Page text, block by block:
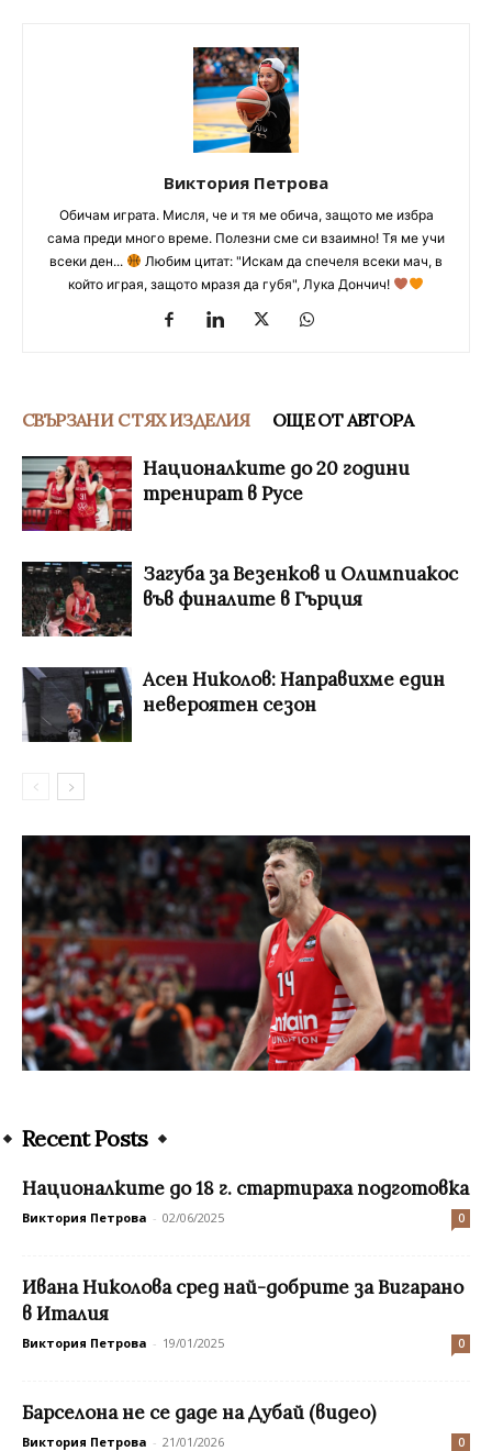
Виктория Петрова
Обичам играта. Мисля, че и тя ме обича, защото ме избра
сама преди много време. Полезни сме си взаимно! Тя ме учи
всеки ден...
Любим цитат: "Искам да спечеля всеки мач, в
който играя, защото мразя да губя", Лука Дончич!
СВЪРЗАНИ С ТЯХ ИЗДЕЛИЯ ОЩЕ ОТ АВТОРА
Националките до 20 години
тренират в Русе
Загуба за Везенков и Олимпиакос
във финалите в Гърция
Асен Николов: Направихме един
невероятен сезон
Recent Posts
Националките до 18 г. стартираха подготовка
Виктория Петрова - 02/06/2025 0
Ивана Николова сред най-добрите за Вигарано
в Италия
Виктория Петрова - 19/01/2025 0
Барселона не се даде на Дубай (видео)
Виктория Петрова - 21/01/2026 0